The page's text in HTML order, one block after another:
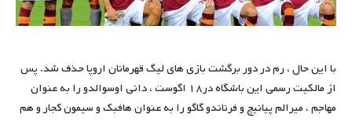
با این حال ، رم در دور برگشت بازی های لیگ قهرمانان اروپا حذف شد. پس
از مالکیت رسمی این باشگاه در۱۸ اگوست ، دانی اوسوالدو را به عنوان
مهاجم ، میرالم پیانیچ و فرناندو گاگو را به عنوان هافبک و سیمون کجار و هم